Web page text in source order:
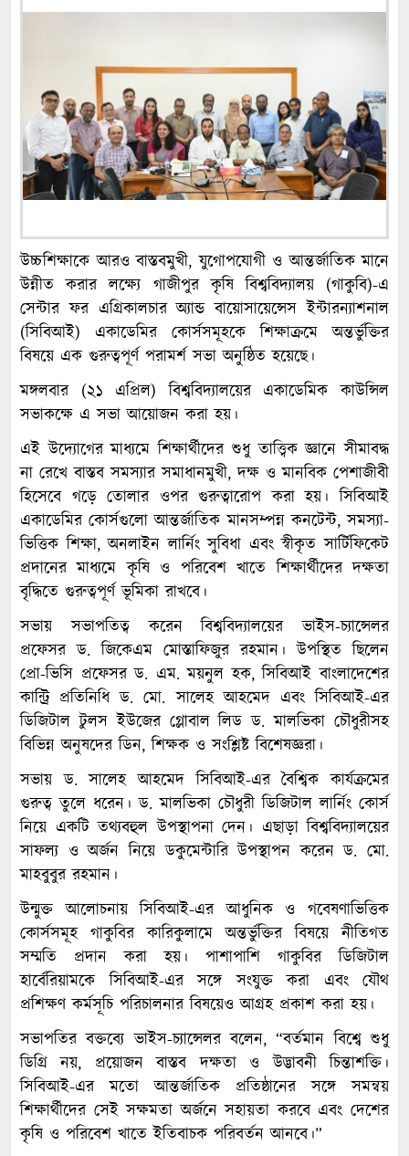
উচ্চশিক্ষাকে আরও বাস্তবমুখী, যুগোপযোগী ও আন্তর্জাতিক মানে
উন্নীত করার লক্ষ্যে গাজীপুর কৃষি বিশ্ববিদ্যালয় (গাকুবি)-এ
সেন্টার ফর এগ্রিকালচার অ্যান্ড বায়োসায়েন্সেস ইন্টারন্যাশনাল
(সিবিআই) একাডেমির কোর্সসমূহকে শিক্ষাক্রমে অন্তর্ভুক্তির
বিষয়ে এক গুরুত্বপূর্ণ পরামর্শ সভা অনুষ্ঠিত হয়েছে।
মঙ্গলবার (২১ এপ্রিল) বিশ্ববিদ্যালয়ের একাডেমিক কাউন্সিল
সভাকক্ষে এ সভা আয়োজন করা হয়।
এই উদ্যোগের মাধ্যমে শিক্ষার্থীদের শুধু তাত্ত্বিক জ্ঞানে সীমাবদ্ধ
না রেখে বাস্তব সমস্যার সমাধানমুখী, দক্ষ ও মানবিক পেশাজীবী
হিসেবে গড়ে তোলার ওপর গুরুত্বারোপ করা হয়। সিবিআই
একাডেমির কোর্সগুলো আন্তর্জাতিক মানসম্পন্ন কনটেন্ট, সমস্যা-
ভিত্তিক শিক্ষা, অনলাইন লার্নিং সুবিধা এবং স্বীকৃত সার্টিফিকেট
প্রদানের মাধ্যমে কৃষি ও পরিবেশ খাতে শিক্ষার্থীদের দক্ষতা
বৃদ্ধিতে গুরুত্বপূর্ণ ভূমিকা রাখবে।
সভায় সভাপতিত্ব করেন বিশ্ববিদ্যালয়ের ভাইস-চ্যান্সেলর
প্রফেসর ড. জিকেএম মোস্তাফিজুর রহমান। উপস্থিত ছিলেন
প্রো-ভিসি প্রফেসর ড. এম. ময়নুল হক, সিবিআই বাংলাদেশের
কান্ট্রি প্রতিনিধি ড. মো. সালেহ আহমেদ এবং সিবিআই-এর
ডিজিটাল টুলস ইউজের গ্লোবাল লিড ড. মালভিকা চৌধুরীসহ
বিভিন্ন অনুষদের ডিন, শিক্ষক ও সংশ্লিষ্ট বিশেষজ্ঞরা।
সভায় ড. সালেহ আহমেদ সিবিআই-এর বৈশ্বিক কার্যক্রমের
গুরুত্ব তুলে ধরেন। ড. মালভিকা চৌধুরী ডিজিটাল লার্নিং কোর্স
নিয়ে একটি তথ্যবহুল উপস্থাপনা দেন। এছাড়া বিশ্ববিদ্যালয়ের
সাফল্য ও অর্জন নিয়ে ডকুমেন্টারি উপস্থাপন করেন ড. মো.
মাহবুবুর রহমান।
উন্মুক্ত আলোচনায় সিবিআই-এর আধুনিক ও গবেষণাভিত্তিক
কোর্সসমূহ গাকুবির কারিকুলামে অন্তর্ভুক্তির বিষয়ে নীতিগত
সম্মতি প্রদান করা হয়। পাশাপাশি গাকুবির ডিজিটাল
হার্বেরিয়ামকে সিবিআই-এর সঙ্গে সংযুক্ত করা এবং যৌথ
প্রশিক্ষণ কর্মসূচি পরিচালনার বিষয়েও আগ্রহ প্রকাশ করা হয়।
সভাপতির বক্তব্যে ভাইস-চ্যান্সেলর বলেন, “বর্তমান বিশ্বে শুধু
ডিগ্রি নয়, প্রয়োজন বাস্তব দক্ষতা ও উদ্ভাবনী চিন্তাশক্তি।
সিবিআই-এর মতো আন্তর্জাতিক প্রতিষ্ঠানের সঙ্গে সমন্বয়
শিক্ষার্থীদের সেই সক্ষমতা অর্জনে সহায়তা করবে এবং দেশের
কৃষি ও পরিবেশ খাতে ইতিবাচক পরিবর্তন আনবে।”